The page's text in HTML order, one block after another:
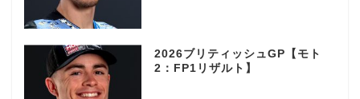
2026ブリティッシュGP【モト
2：FP1リザルト】